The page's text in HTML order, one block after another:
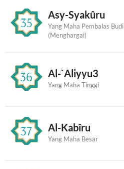
35 Asy-Syakûru
Yang Maha Pembalas Budi
(Menghargai)
36 Al-`Aliyyu3
Yang Maha Tinggi
37 Al-Kabîru
Yang Maha Besar